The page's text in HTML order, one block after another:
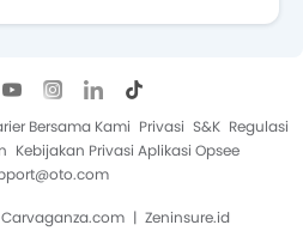
Bersama Kami Privasi S&K Regulasi
Kebijakan Privasi Aplikasi Opsee
Carvaganza.com Zeninsure.id